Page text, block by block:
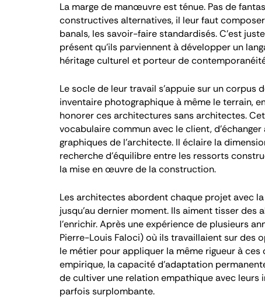
La marge de manœuvre est ténue. Pas de
constructives alternatives, il leur faut
banals, les savoir-faire standardisés. C’est
présent qu’ils parviennent à développer un
héritage culturel et porteur de
Le socle de leur travail s’appuie sur un corpus
inventaire photographique à même le terrain,
honorer ces architectures sans architectes.
vocabulaire commun avec le client,
graphiques de l’architecte. Il éclaire la
recherche d’équilibre entre les ressorts
la mise en œuvre de la construction.
Les architectes abordent chaque projet avec
jusqu’au dernier moment. Ils aiment tisser
l’enrichir. Après une expérience de plusieurs
Pierre-Louis Faloci) où ils travaillaient sur des
le métier pour appliquer la même rigueur à
empirique, la capacité d’adaptation
de cultiver une relation empathique avec leurs
parfois surplombante.